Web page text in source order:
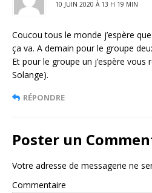
10 JUIN 2020 À 13 H 19 MIN
Coucou tous le monde j’espère
ça va. A demain pour le groupe
Et pour le groupe un j’espère vous
Solange).
RÉPONDRE
Poster un
Votre adresse de messagerie ne
Commentaire